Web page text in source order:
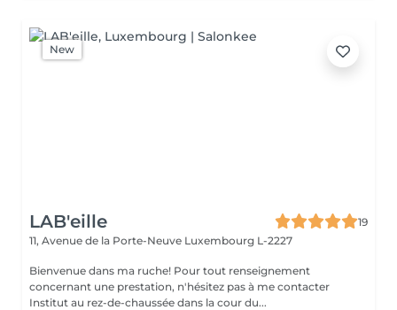
New
LAB'eille
19
11, Avenue de la Porte-Neuve Luxembourg L-2227
Bienvenue dans ma ruche! Pour tout renseignement
concernant une prestation, n'hésitez pas à me contacter
Institut au rez-de-chaussée dans la cour du...